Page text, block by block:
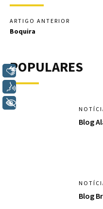
ARTIGO ANTERIOR
Boquira
POPULARES
Blog
Blog
Libras
Voz